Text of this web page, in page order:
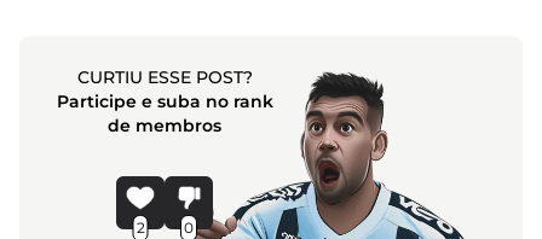
CURTIU ESSE POST?
Participe e suba no rank
de membros
2 0